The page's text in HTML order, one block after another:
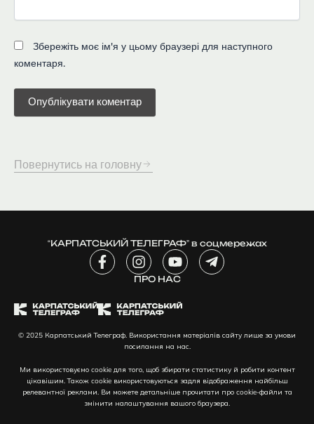
Збережіть моє ім'я у цьому браузері для наступного
коментаря.
Повернутись на головну
“КАРПАТСЬКИЙ ТЕЛЕГРАФ” в соцмережах
F
a
b
o
-
f
I
n
s
a
r
a
m
Y
o
u
u
e
T
e
a
-
p
l
a
ПРО НАС
© 2025 Карпатський Телеграф. Використання матеріалів сайту лише за умови
посилання на нас.
Ми використовуємо cookie для того, щоб збирати статистику й робити контент
цікавішим. Також cookie використовуються задля відображення найбільш
релевантної реклами. Ви можете детальніше прочитати про cookie-файли та
змінити налаштування вашого браузера.